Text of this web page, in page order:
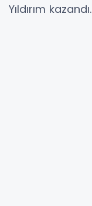
Yıldırım kazandı.